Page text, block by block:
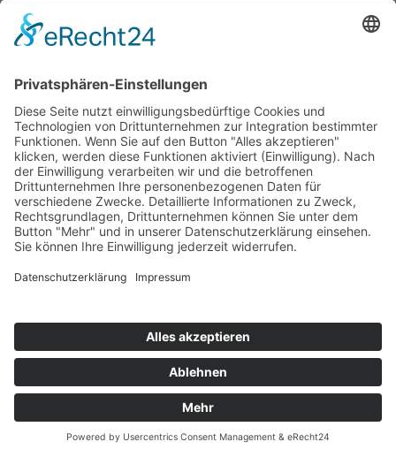
AC Busreisen Potsdam GmbH
Ketziner Straße 134
14476 Potsdam OT Fahrland
Geschäftsführung:
Andreas Nickol, Ricarda Nickol
www.busreisen-potsdam.de
© AC Busreisen Potsdam GmbH